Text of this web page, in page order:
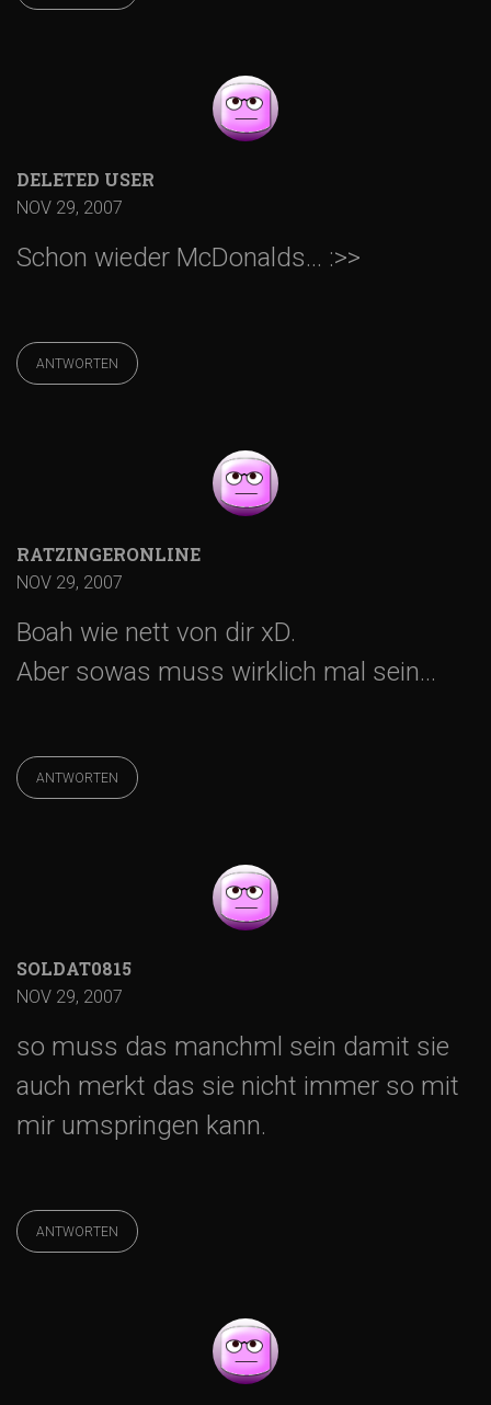
t
i
o
n
DELETED USER
NOV 29, 2007
Schon wieder McDonalds… :>>
ANTWORTEN
RATZINGERONLINE
NOV 29, 2007
Boah wie nett von dir xD.
Aber sowas muss wirklich mal sein…
ANTWORTEN
SOLDAT0815
NOV 29, 2007
so muss das manchml sein damit sie
auch merkt das sie nicht immer so mit
mir umspringen kann.
ANTWORTEN